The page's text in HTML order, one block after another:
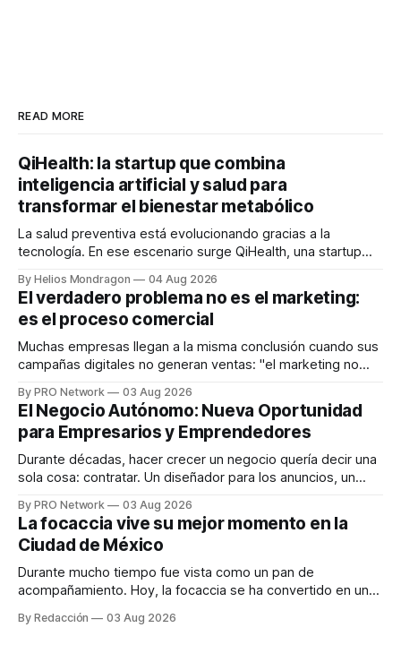
READ MORE
QiHealth: la startup que combina
inteligencia artificial y salud para
transformar el bienestar metabólico
La salud preventiva está evolucionando gracias a la
tecnología. En ese escenario surge QiHealth, una startup
dispositivos inteligentes, inteligencia artificial y monitoreo
en tiempo real para ayudar a las personas a tomar mejores
decisiones sobre su salud metabólica. Su propuesta busca
responder
By Helios Mondragon 04 Aug 2026
El verdadero problema no es el marketing:
es el proceso comercial
Muchas empresas llegan a la misma conclusión cuando sus
campañas digitales no generan ventas: "el marketing no
INTERIUS, el problema suele estar en otro lugar. Durante
una entrevista para el podcast SER PRO, el especialista en
marketing digital explicó que
By PRO Network 03 Aug 2026
El Negocio Autónomo: Nueva Oportunidad
para Empresarios y Emprendedores
Durante décadas, hacer crecer un negocio quería decir una
sola cosa: contratar. Un diseñador para los anuncios, un
para los textos, alguien que supiera de publicidad digital
para encontrar prospectos, un vendedor para atender
llamadas y mensajes, y —con suerte— una persona
By PRO Network 03 Aug 2026
La focaccia vive su mejor momento en la
Ciudad de México
Durante mucho tiempo fue vista como un pan de
acompañamiento. Hoy, la focaccia se ha convertido en uno
artesanal, ingredientes de calidad y experiencias que
By Redacción 03 Aug 2026